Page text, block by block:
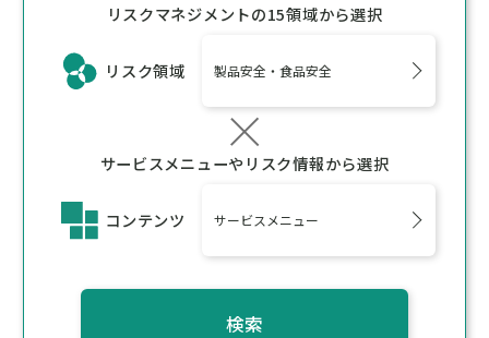
リスクマネジメントの15領域から選択
リスク領域 製品安全・食品安全
サービスメニューやリスク情報から選択
コンテンツ サービスメニュー
検索